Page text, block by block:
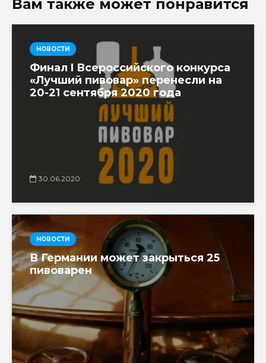
Вам также может понравится
НОВОСТИ
Финал I Всероссийского конкурса
«Лучший пивовар» перенесли на
20-21 сентября 2020 года
30.06.2020
НОВОСТИ
В Германии может закрыться 25
пивоварен